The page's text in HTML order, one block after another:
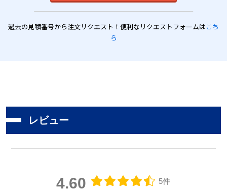
過去の見積番号から注文リクエスト！便利なリクエストフォームはこち
ら
レビュー
4.60 5件